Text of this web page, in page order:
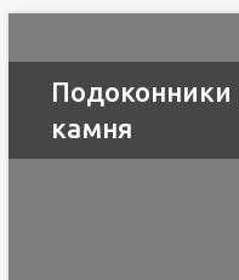
Подоконники
камня